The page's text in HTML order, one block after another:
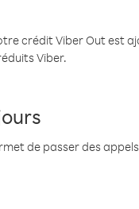
crédit Viber Out est
Viber.
de passer des